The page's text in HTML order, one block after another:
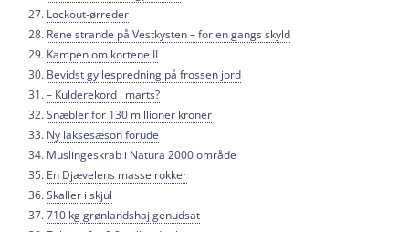
Lockout-ørreder
Rene strande på Vestkysten – for en gangs skyld
Kampen om kortene II
Bevidst gyllespredning på frossen jord
– Kulderekord i marts?
Snæbler for 130 millioner kroner
Ny laksesæson forude
Muslingeskrab i Natura 2000 område
En Djævelens masse rokker
Skaller i skjul
710 kg grønlandshaj genudsat